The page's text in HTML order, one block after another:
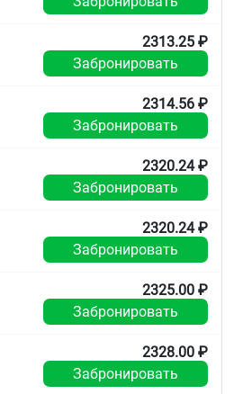
2313.25 ₽
Забронировать
2314.56 ₽
Забронировать
2320.24 ₽
Забронировать
2320.24 ₽
Забронировать
2325.00 ₽
Забронировать
2328.00 ₽
Забронировать